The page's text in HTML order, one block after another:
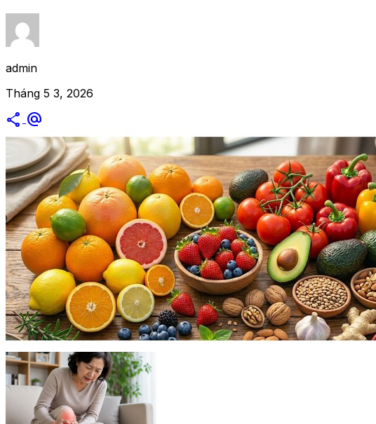
admin
Tháng 5 3, 2026
share alternate_email